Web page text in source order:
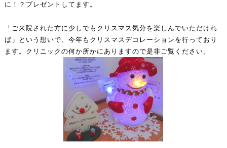
に！？プレゼントしてます。
「ご来院された方に少しでもクリスマス気分を楽しんでいただけれ
ば」という想いで、今年もクリスマスデコレーションを行っており
ます。クリニックの何か所かにありますので是非ご覧ください。